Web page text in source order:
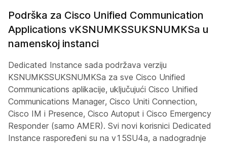
Podrška za Cisco Unified Communication
Applications vKSNUMKSSUKSNUMKSa u
namenskoj instanci
Dedicated Instance sada podržava verziju
KSNUMKSSUKSNUMKSa za sve Cisco Unified
Communications aplikacije, uključujući Cisco Unified
Communications Manager, Cisco Uniti Connection,
Cisco IM i Presence, Cisco Autoput i Cisco Emergency
Responder (samo AMER). Svi novi korisnici Dedicated
Instance raspoređeni su na v15SU4a, a nadogradnje